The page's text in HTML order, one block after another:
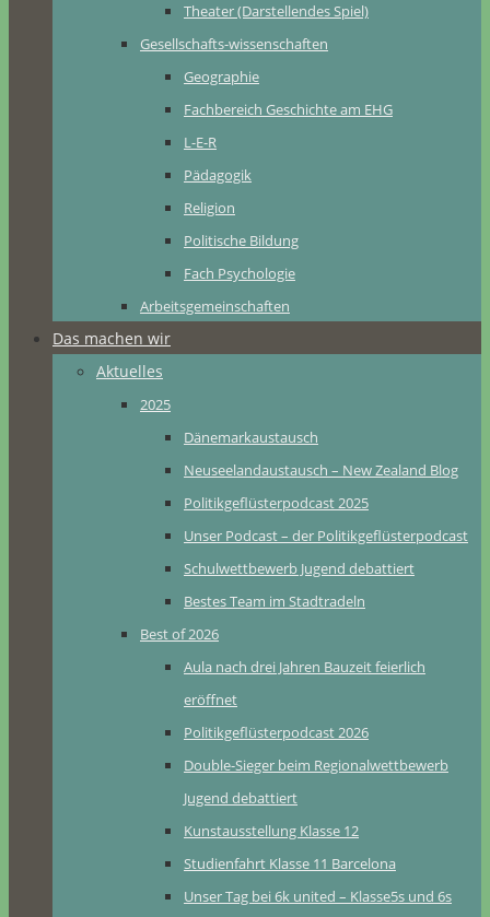
Theater (Darstellendes Spiel)
Gesellschafts-wissenschaften
Geographie
Fachbereich Geschichte am EHG
L-E-R
Pädagogik
Religion
Politische Bildung
Fach Psychologie
Arbeitsgemeinschaften
Das machen wir
Aktuelles
2025
Dänemarkaustausch
Neuseelandaustausch – New Zealand Blog
Politikgeflüsterpodcast 2025
Unser Podcast – der Politikgeflüsterpodcast
Schulwettbewerb Jugend debattiert
Bestes Team im Stadtradeln
Best of 2026
Aula nach drei Jahren Bauzeit feierlich
eröffnet
Politikgeflüsterpodcast 2026
Double-Sieger beim Regionalwettbewerb
Jugend debattiert
Kunstausstellung Klasse 12
Studienfahrt Klasse 11 Barcelona
Unser Tag bei 6k united – Klasse5s und 6s